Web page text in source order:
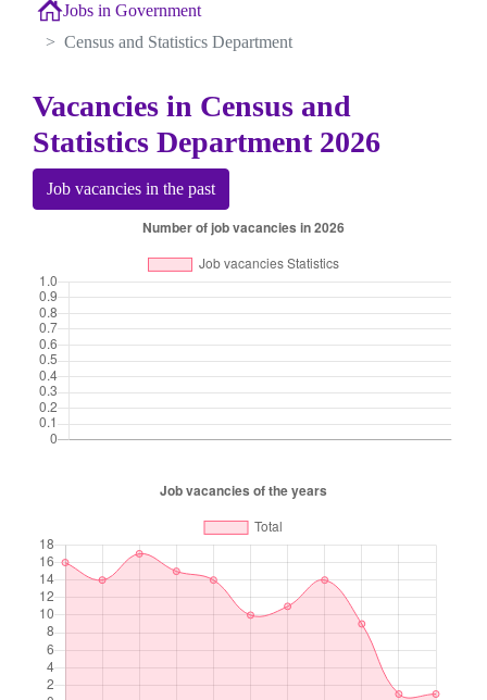
Jobs in Government
Census and Statistics Department
Vacancies in Census and
Statistics Department 2026
Job vacancies in the past